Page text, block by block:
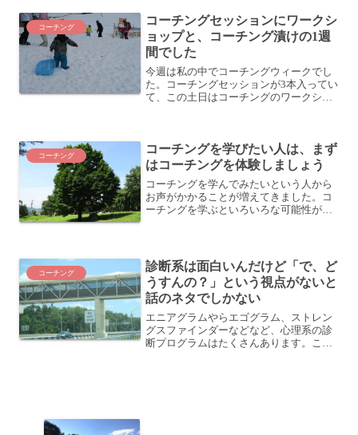
です。今回は参加者の方の...
コーチング
コーチングセッションにワークシ
ョップと、コーチング漬けの1週
間でした
今週は私の中でコーチングウィークでし
た。コーチングセッションが3本入ってい
て、この土日はコーチングのワークショ
りしてないですが ...
コーチング
コーチングを学びたい人は、まず
はコーチングを体験しましょう
コーチングを学んでみたいという人から
お声がかかることが増えてきました。コ
ーチングを学ぶといろいろな可能性が広
した方がいいと私は考えて...
コーチング
診断系は面白いんだけど「で、ど
うすんの？」という視点がないと
話のネタでしかない
エニアグラムやらエゴグラム、ストレン
グスファインダーなどなど、心理系の診
断プログラムはたくさんあります。この